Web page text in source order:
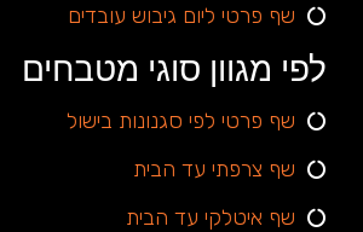
שף פרטי ליום גיבוש עובדים
לפי מגוון סוגי מטבחים
שף פרטי לפי סגנונות בישול
שף צרפתי עד הבית
שף איטלקי עד הבית